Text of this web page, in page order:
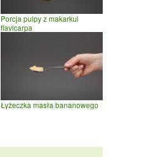
Porcja pulpy z makarkui
flavicarpa
Łyżeczka masła bananowego